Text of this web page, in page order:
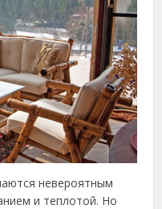
невероятным
и теплотой. Но